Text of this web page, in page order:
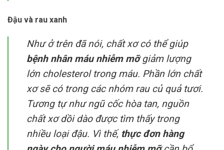
Đậu và rau xanh
Như ở trên đã nói, chất xơ có thể giúp
bệnh nhân máu nhiễm mỡgiảm lượng
lớn cholesterol trong máu. Phần lớn chất
xơ sẽ có trong các nhóm rau củ quả tươi.
Tương tự như ngũ cốc hòa tan, nguồn
chất xơ dồi dào được tìm thấy trong
nhiều loại đậu. Vì thế, thực đơn hàng